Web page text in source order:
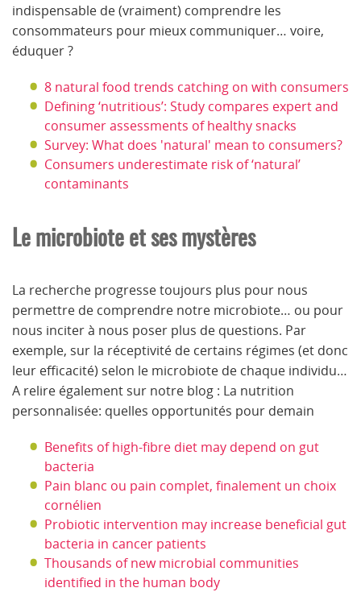
indispensable de (vraiment) comprendre les
consommateurs pour mieux communiquer… voire,
éduquer ?
8 natural food trends catching on with consumers
Defining ‘nutritious’: Study compares expert and
consumer assessments of healthy snacks
Survey: What does 'natural' mean to consumers?
Consumers underestimate risk of ‘natural’
contaminants
Le microbiote et ses mystères
La recherche progresse toujours plus pour nous
permettre de comprendre notre microbiote… ou pour
nous inciter à nous poser plus de questions. Par
exemple, sur la réceptivité de certains régimes (et donc
leur efficacité) selon le microbiote de chaque individu…
A relire également sur notre blog : La nutrition
personnalisée: quelles opportunités pour demain
Benefits of high-fibre diet may depend on gut
bacteria
Pain blanc ou pain complet, finalement un choix
cornélien
Probiotic intervention may increase beneficial gut
bacteria in cancer patients
Thousands of new microbial communities
identified in the human body